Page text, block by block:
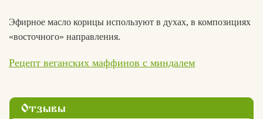
Эфирное масло корицы используют в духах, в композициях
«восточного» направления.
Рецепт веганских маффинов с миндалем
Отзывы